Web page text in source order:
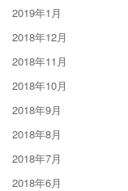
2019年1月
2018年12月
2018年11月
2018年10月
2018年9月
2018年8月
2018年7月
2018年6月